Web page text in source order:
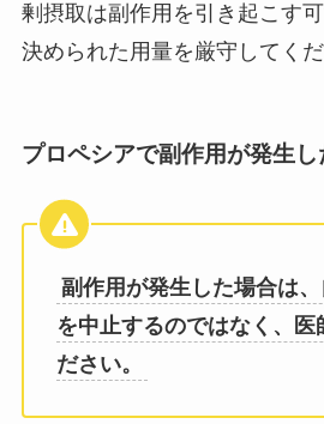
剰摂取は副作用を引き起こす
決められた用量を厳守してくだ
プロペシアで副作用が発生
副作用が発生した場合は
を中止するのではなく、医
ださい。